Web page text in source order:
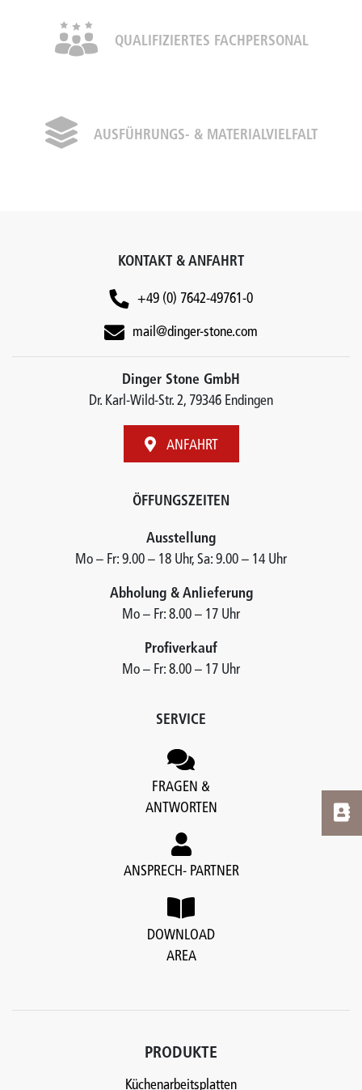
QUALIFIZIERTES FACHPERSONAL
AUSFÜHRUNGS- & MATERIALVIELFALT
KONTAKT & ANFAHRT
+49 (0) 7642-49761-0
mail@dinger-stone.com
Dinger Stone GmbH
Dr. Karl-Wild-Str. 2, 79346 Endingen
ANFAHRT
ÖFFUNGSZEITEN
Ausstellung
Mo – Fr: 9.00 – 18 Uhr, Sa: 9.00 – 14 Uhr
Abholung & Anlieferung
Mo – Fr: 8.00 – 17 Uhr
Profiverkauf
Mo – Fr: 8.00 – 17 Uhr
SERVICE
FRAGEN &
ANTWORTEN
ANSPRECH- PARTNER
DOWNLOAD
AREA
PRODUKTE
Küchenarbeitsplatten